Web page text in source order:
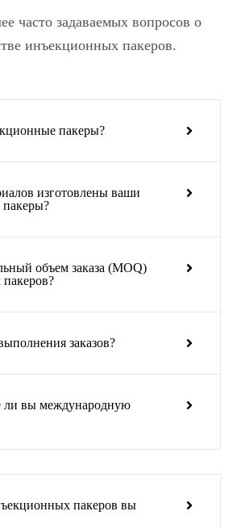
часто задаваемых вопросов о
инъекционных пакеров.
пакеры?
изготовлены ваши
объем заказа (MOQ)
заказов?
ли вы международную
пакеров вы